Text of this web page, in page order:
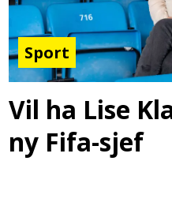
Sport
Vil ha Lise
ny Fifa-sjef